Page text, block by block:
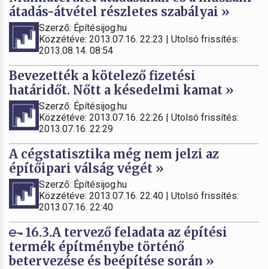
átadás-átvétel részletes szabályai »
Szerző: Építésijog.hu
Közzétéve: 2013.07.16. 22:23 | Utolsó frissítés:
2013.08.14. 08:54
Bevezették a kötelező fizetési
határidőt. Nőtt a késedelmi kamat »
Szerző: Építésijog.hu
Közzétéve: 2013.07.16. 22:26 | Utolsó frissítés:
2013.07.16. 22:29
A cégstatisztika még nem jelzi az
építőipari válság végét »
Szerző: Építésijog.hu
Közzétéve: 2013.07.16. 22:40 | Utolsó frissítés:
2013.07.16. 22:40
16.3.A tervező feladata az építési
termék építménybe történő
betervezése és beépítése során »